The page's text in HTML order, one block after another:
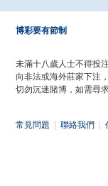
博彩要有節制
未滿十八歲人士不得投
向非法或海外莊家下注
切勿沉迷賭博，如需尋
常見問題 聯絡我們